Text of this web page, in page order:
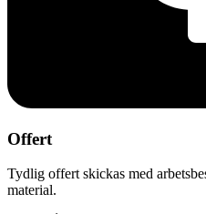
Offert
Tydlig offert skickas med
material.